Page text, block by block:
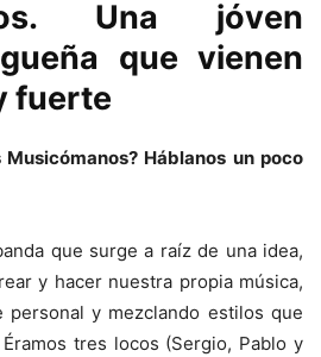
Una jóven
que vienen
fuerte
Musicómanos? Háblanos un poco
que surge a raíz de una idea,
y hacer nuestra propia música,
personal y mezclando estilos que
tres locos (Sergio, Pablo y